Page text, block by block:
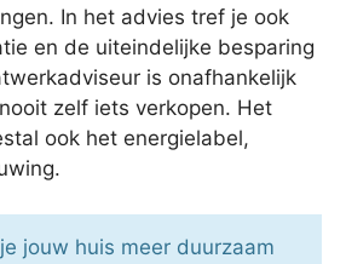
In het advies tref je ook
en de uiteindelijke besparing
is onafhankelijk
zelf iets verkopen. Het
ook het energielabel,
jouw huis meer duurzaam